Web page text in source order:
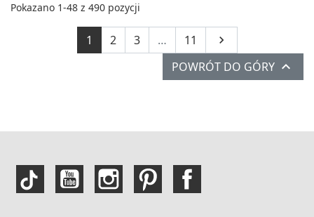
Pokazano 1-48 z 490 pozycji
1 2 3 … 11 Następny

POWRÓT DO GÓRY 